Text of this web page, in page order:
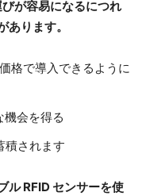
が容易になるにつれ
ります。
格で導入できるように
機会を得る
積されます
ル RFID センサーを使